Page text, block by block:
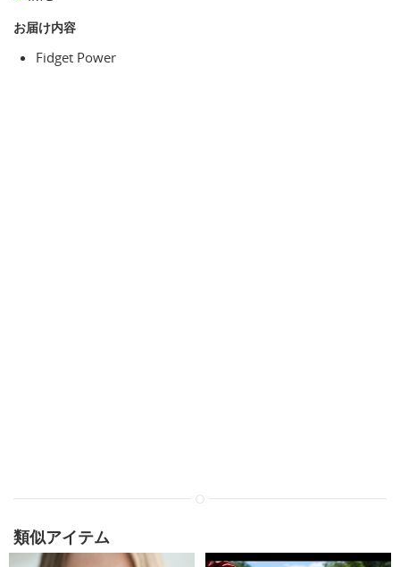
お届け内容
Fidget Power
類似アイテム